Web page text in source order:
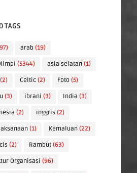
TAGS
arab (19)
(5344) asia selatan (1)
(2) Celtic (2) Foto (5)
(3) ibrani (3) India (3)
(2) inggris (2)
(1) Kemaluan (22)
(2) Rambut (63)
Organisasi (96)